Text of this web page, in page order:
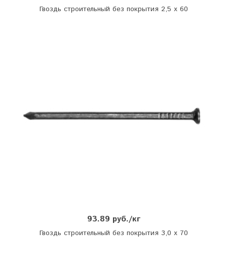
Гвоздь строительный без покрытия 2,5 х 60
93.89 руб./кг
Гвоздь строительный без покрытия 3,0 х 70